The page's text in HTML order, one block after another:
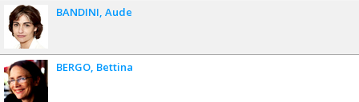
BANDINI Aude
BERGO Bettina